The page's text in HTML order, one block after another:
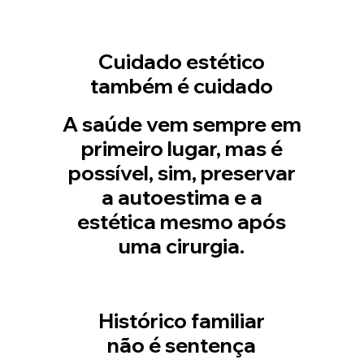
Cuidado estético
também é cuidado
A saúde vem sempre em
primeiro lugar, mas é
possível, sim, preservar
a autoestima e a
estética mesmo após
uma cirurgia.
Histórico familiar
não é sentença